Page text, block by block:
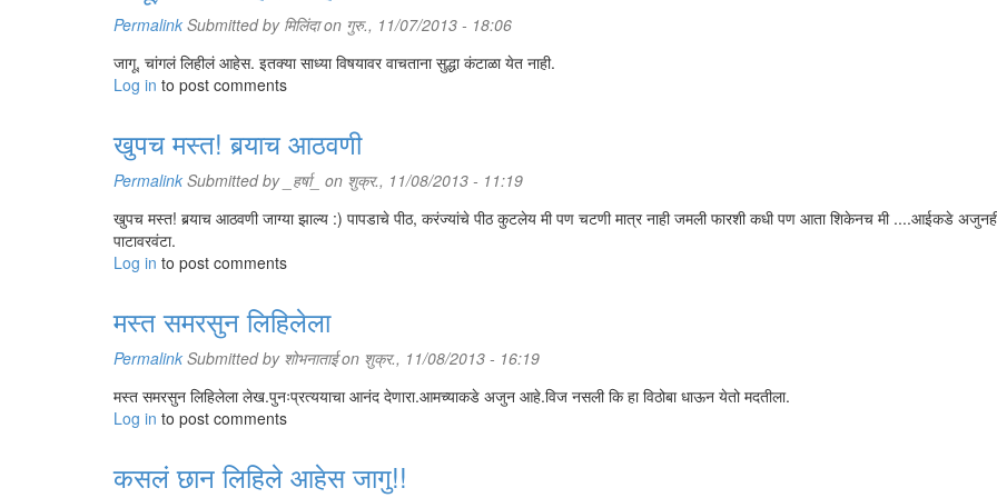
Permalink Submitted by मिलिंदाon गुरु., 11/07/2013 - 18:06
जागू, चांगलं लिहीलं आहेस. इतक्या साध्या विषयावर वाचताना सुद्धा कंटाळा येत नाही.
Log in to post comments
खुपच मस्त! बर्‍याच आठवणी
Permalink Submitted by _हर्षा_ on शुक्र., 11/08/2013 - 11:19
खुपच मस्त! बर्‍याच आठवणी जाग्या झाल्य :) पापडाचे पीठ, करंज्यांचे पीठ कुटलेय मी पण चटणी मात्र नाही जमली फारशी कधी पण आता शिकेनच मी ....आईकडे
पाटावरवंटा.
Log in to post comments
मस्त समरसुन लिहिलेला
Permalink Submitted by शोभनाताईon शुक्र., 11/08/2013 - 16:19
मस्त समरसुन लिहिलेला लेख.पुनःप्रत्ययाचा आनंद देणारा.आमच्याकडे अजुन आहे.विज नसली कि हा विठोबा धाऊन येतो मदतीला.
Log in to post comments
कसलं छान लिहिले आहेस जागु!!